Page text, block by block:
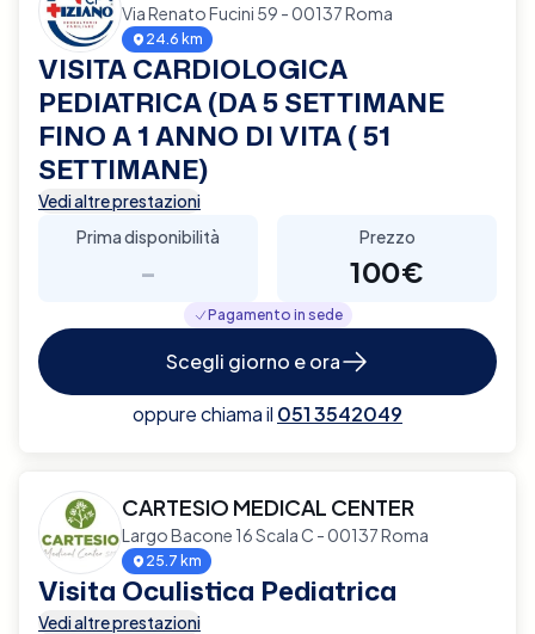
Via Renato Fucini 59 - 00137 Roma
24.6 km
VISITA CARDIOLOGICA
PEDIATRICA (DA 5 SETTIMANE
FINO A 1 ANNO DI VITA ( 51
SETTIMANE)
Vedi altre prestazioni
Prima disponibilità
-
Prezzo
100€
Pagamento in sede
Scegli giorno e ora
oppure chiama il 051 3542049
CARTESIO MEDICAL CENTER
Largo Bacone 16 Scala C - 00137 Roma
25.7 km
Visita Oculistica Pediatrica
Vedi altre prestazioni